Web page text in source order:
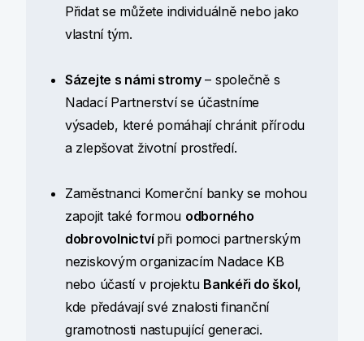
Přidat se můžete individuálně nebo jako
vlastní tým.
Sázejte s námi stromy– společně s
Nadací Partnerství se účastníme
výsadeb, které pomáhají chránit přírodu
a zlepšovat životní prostředí.
Zaměstnanci Komerční banky se mohou
zapojit také formou odborného
dobrovolnictví při pomoci partnerským
neziskovým organizacím Nadace KB
nebo účastí v projektu Bankéři do škol,
kde předávají své znalosti finanční
gramotnosti nastupující generaci.